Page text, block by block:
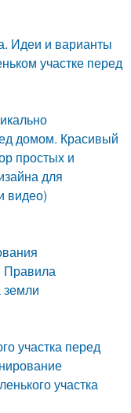
Идеи и варианты
участке перед
домом. Красивый
простых и
для
видео)
Правила
земли
участка перед
участка